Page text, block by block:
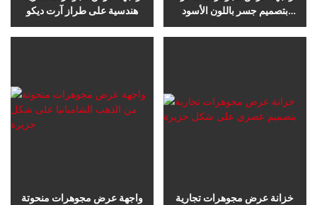
هندسية على طراز آرت ديكو
بتصميم جسر باللون الأسود
اللامع
واجهة عرض مجوهرات منحوتة
خزانة عرض مجوهرات تجارية